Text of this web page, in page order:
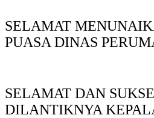
SELAMAT
PUASA DINAS
SELAMAT DAN
DILANTIKNYA